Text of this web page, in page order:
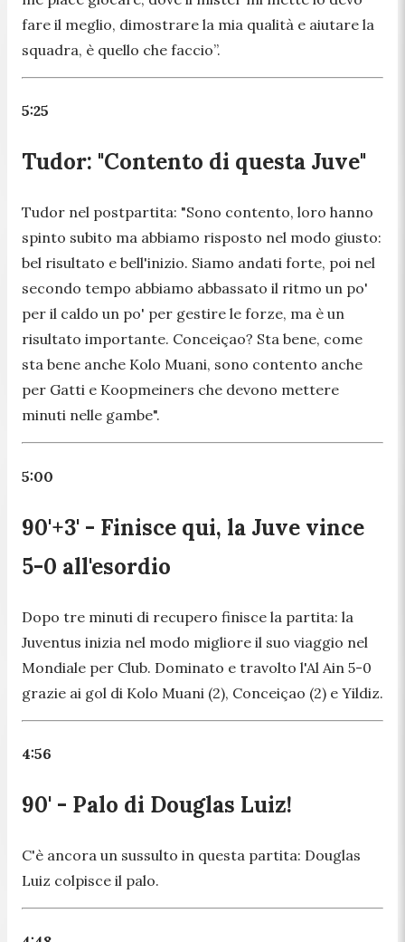
fare il meglio, dimostrare la mia qualità e aiutare la
squadra, è quello che faccio”.
5:25
Tudor: "Contento di questa Juve"
Tudor nel postpartita: "Sono contento, loro hanno
spinto subito ma abbiamo risposto nel modo giusto:
bel risultato e bell'inizio. Siamo andati forte, poi nel
secondo tempo abbiamo abbassato il ritmo un po'
per il caldo un po' per gestire le forze, ma è un
risultato importante. Conceiçao? Sta bene, come
sta bene anche Kolo Muani, sono contento anche
per Gatti e Koopmeiners che devono mettere
minuti nelle gambe".
5:00
90'+3' - Finisce qui, la Juve vince
5-0 all'esordio
Dopo tre minuti di recupero finisce la partita: la
Juventus inizia nel modo migliore il suo viaggio nel
Mondiale per Club. Dominato e travolto l'Al Ain 5-0
grazie ai gol di Kolo Muani (2), Conceiçao (2) e Yildiz.
4:56
90' - Palo di Douglas Luiz!
C'è ancora un sussulto in questa partita: Douglas
Luiz colpisce il palo.